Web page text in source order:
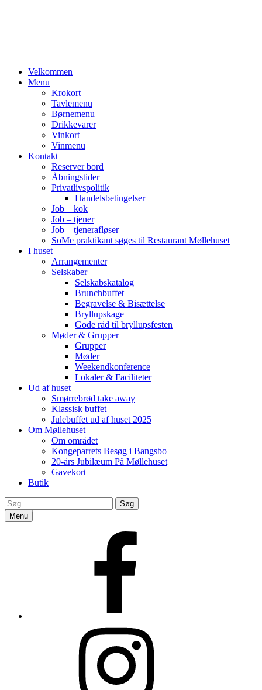
Primary
Menu
Velkommen
Menu
Krokort
Tavlemenu
Børnemenu
Drikkevarer
Vinkort
Vinmenu
Kontakt
Reserver bord
Åbningstider
Privatlivspolitik
Handelsbetingelser
Job – kok
Job – tjener
Job – tjenerafløser
SoMe praktikant søges til Restaurant Møllehuset
I huset
Arrangementer
Selskaber
Selskabskatalog
Brunchbuffet
Begravelse & Bisættelse
Bryllupskage
Gode råd til bryllupsfesten
Møder & Grupper
Grupper
Møder
Weekendkonference
Lokaler & Faciliteter
Ud af huset
Smørrebrød take away
Klassisk buffet
Julebuffet ud af huset 2025
Om Møllehuset
Om området
Kongeparrets Besøg i Bangsbo
20-års Jubilæum På Møllehuset
Gavekort
Butik
Search
Søg
efter:
Menu